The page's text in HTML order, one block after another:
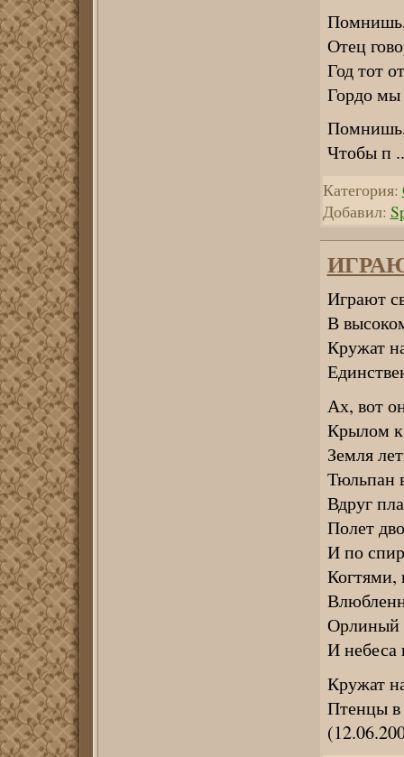
Помнишь,
Отец
Год тот
Гордо мы
Чтобы п
Категория:
Добавил:
Играют
В
Кружат
Ах, вот
Крылом
Земля
Тюльпан
Вдруг
Полет
И по
Орлиный
И небеса
Кружат
Птенцы в